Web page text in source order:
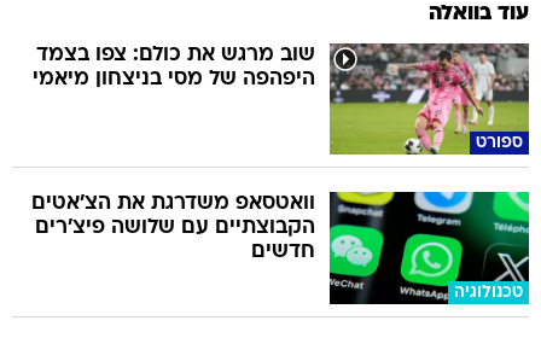
עוד בוואלה
ספורט
שוב מרגש את כולם: צפו בצמד
היפהפה של מסי בניצחון מיאמי
טכנולוגיה
וואטסאפ משדרגת את הצ'אטים
הקבוצתיים עם שלושה פיצ'רים
חדשים